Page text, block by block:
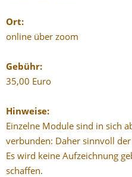
Ort:
online über zoom
Gebühr:
35,00 Euro
Hinweise:
Einzelne Module sind in sich
verbunden: Daher sinnvoll
Es wird keine Aufzeichnung
schaffen.